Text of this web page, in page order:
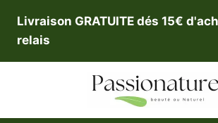
contenu
Livraison GRATUITE dés 15€
relais